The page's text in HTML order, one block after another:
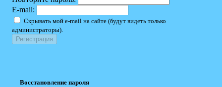
E-mail:
Скрывать мой e-mail на сайте (будут видеть только
администраторы).
Восстановление пароля